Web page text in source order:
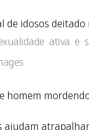
ativa e
ajudam